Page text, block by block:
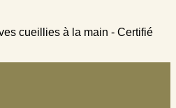
cueillies à la main - Certifié